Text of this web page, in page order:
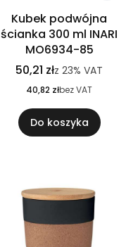
Kubek podwójna
ścianka 300 ml INARI
MO6934-85
50,21 złz 23% VAT
40,82 złbez VAT
Do koszyka